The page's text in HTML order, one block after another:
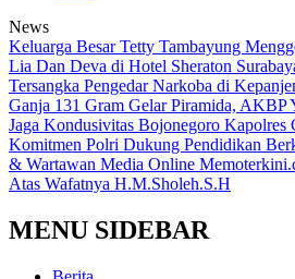
News
Keluarga Besar Tetty Tambayung
Lia Dan Deva di Hotel Sheraton
Tersangka Pengedar Narkoba di
Ganja 131 Gram Gelar Piramida, AKBP
Jaga Kondusivitas Bojonegoro Kapolres
Komitmen Polri Dukung Pendidikan
& Wartawan Media Online
Atas Wafatnya H.M.Sholeh.S.H
MENU SIDEBAR